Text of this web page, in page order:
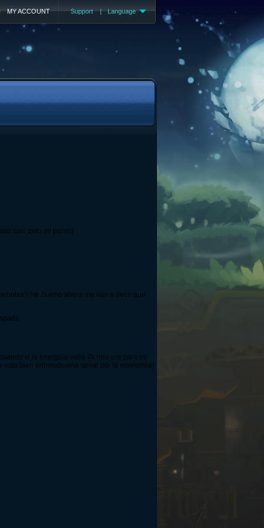
Support | Language
MY ACCOUNT
casi todo mi punto)
he .bueno ahora me van a decir que
vi la energuia valia 7k huu era para mi
esta bien enhorabuena spiral por la economia)